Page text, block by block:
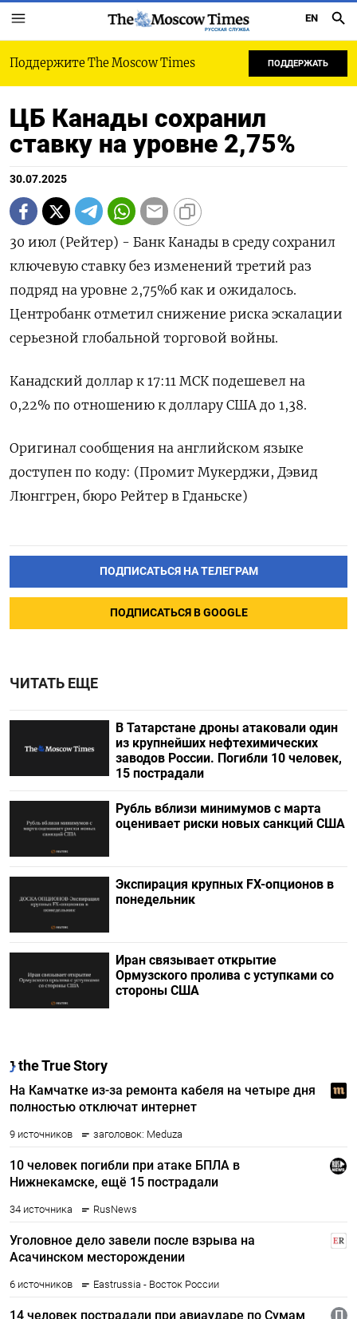
РУССКАЯ СЛУЖБА
EN
Поддержите The Moscow Times ПОДДЕРЖАТЬ
ЦБ Канады сохранил
ставку на уровне 2,75%
30.07.2025
30 июл (Рейтер) - Банк Канады в среду сохранил
ключевую ставку без изменений третий раз
подряд на уровне 2,75%б как и ожидалось.
Центробанк отметил снижение риска эскалации
серьезной глобальной торговой войны.
Канадский доллар к 17:11 МСК подешевел на
0,22% по отношению к доллару США до 1,38.
Оригинал сообщения на английском языке
доступен по коду: (Промит Мукерджи, Дэвид
Люнггрен, бюро Рейтер в Гданьске)
ПОДПИСАТЬСЯ НА ТЕЛЕГРАМ
ПОДПИСАТЬСЯ В GOOGLE
ЧИТАТЬ ЕЩЕ
В Татарстане дроны атаковали один
из крупнейших нефтехимических
заводов России. Погибли 10 человек,
15 пострадали
Рубль вблизи минимумов с марта
оценивает риски новых санкций США
Экспирация крупных FX-опционов в
понедельник
Иран связывает открытие
Ормузского пролива с уступками со
стороны США